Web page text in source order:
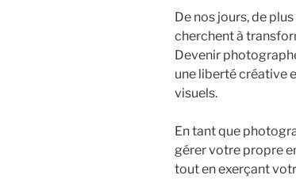
De nos jours, de
cherchent à
Devenir
une liberté créative
visuels.
En tant que
gérer votre propre
tout en exerçant